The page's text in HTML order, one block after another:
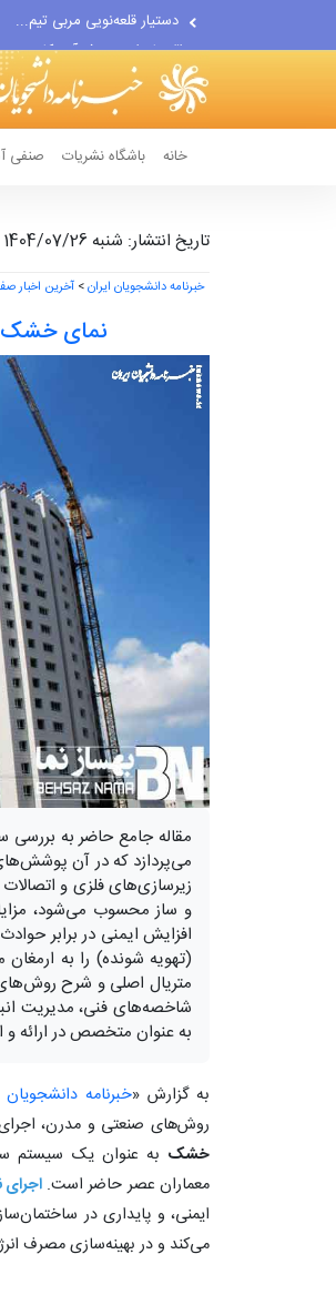
اقتصاددان معروف آمریکایی:...
انتشار اخبار جعلی توسط...
خانه باشگاه نشریات صنفی
تاریخ انتشار: شنبه 1404/07/26 - 13:48
خبرنامه دانشجویان ایران> آخرین اخبار
نمای خشک:
مقاله جامع حاضر به
می‌پردازد که در آن
زیرسازی‌های فلزی و
و ساز محسوب می‌شود،
افزایش ایمنی در برابر
(تهویه شونده) را به
متریال اصلی و شرح
شاخصه‌های فنی، مدیریت
به عنوان متخصص در ارائه
به گزارش «خبرنامه دانشجویان
روش‌های صنعتی و مدرن،
خشک به عنوان یک سیستم
معماران عصر حاضر است.
ایمنی، و پایداری در
می‌کند و در بهینه‌سازی مصرف